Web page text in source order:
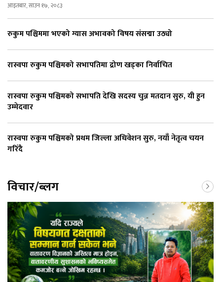
आइतबार, साउन १७, २०८३
रुकुम पश्चिममा भएको ग्यास अभावको विषय संसद्मा उठ्यो
रास्वपा रुकुम पश्चिमको सभापतिमा द्रोण खड्का निर्वाचित
रास्वपा रुकुम पश्चिमको सभापति देखि सदस्य चुन्न मतदान सुरु, यी हुन
उम्मेदवार
रास्वपा रुकुम पश्चिमको प्रथम जिल्ला अधिवेशन सुरु, नयाँ नेतृत्व चयन
गरिँदै
विचार/ब्लग